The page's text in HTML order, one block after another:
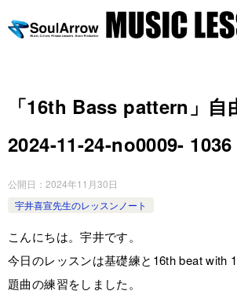
「16th Bass pattern」自
2024-11-24-no0009- 1036
公開日： 2024年11月30日
宇井喜宣先生のレッスンノート
こんにちは。宇井です。
今日のレッスンは基礎練と16th beat with
題曲の練習をしました。